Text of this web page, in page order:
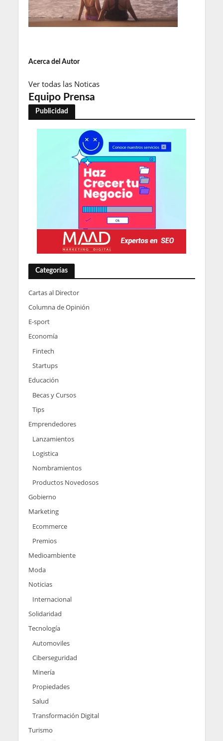
Acerca del Autor
Ver todas las Noticas
Equipo Prensa
Publicidad
Categorías
Cartas al Director
Columna de Opinión
E-sport
Economía
Fintech
Startups
Educación
Becas y Cursos
Tips
Emprendedores
Lanzamientos
Logistica
Nombramientos
Productos Novedosos
Gobierno
Marketing
Ecommerce
Premios
Medioambiente
Moda
Noticias
Internacional
Solidaridad
Tecnología
Automoviles
Ciberseguridad
Minería
Propiedades
Salud
Transformación Digital
Turismo